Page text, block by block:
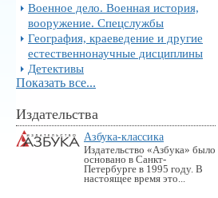
Военное дело. Военная история,
вооружение. Спецслужбы
География, краеведение и другие
естественнонаучные дисциплины
Детективы
Показать все...
Издательства
Азбука-классика
Издательство «Азбука» было
основано в Санкт-
Петербурге в 1995 году. В
настоящее время это...